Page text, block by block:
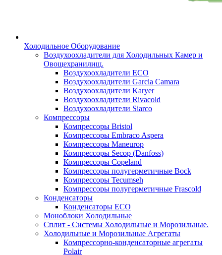
Холодильное Оборудование
Воздухоохладители для Холодильных Камер и
Овощехранилищ.
Воздухоохладители ECO
Воздухоохладители Garcia Camara
Воздухоохладители Karyer
Воздухоохладители Rivacold
Воздухоохладители Siarco
Компрессоры
Компрессоры Bristol
Компрессоры Embraco Aspera
Компрессоры Maneurop
Компрессоры Secop (Danfoss)
Компрессоры Copeland
Компрессоры полугерметичные Bock
Компрессоры Tecumseh
Компрессоры полугерметичные Frascold
Конденсаторы
Конденсаторы ECO
Моноблоки Холодильные
Сплит - Системы Холодильные и Морозильные.
Холодильные и Морозильные Агрегаты
Компрессорно-конденсаторные агрегаты
Polair